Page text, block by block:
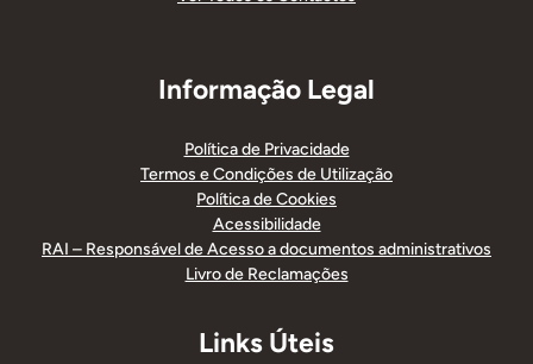
Informação Legal
Política de Privacidade
Termos e Condições de Utilização
Política de Cookies
Acessibilidade
RAI – Responsável de Acesso a documentos administrativos
Livro de Reclamações
Links Úteis